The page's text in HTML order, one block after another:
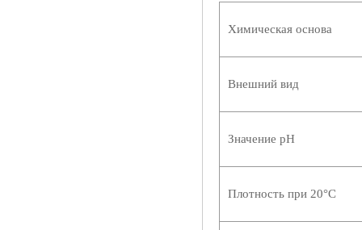
Химическая основа
Внешний вид
Значение pH
Плотность при 20°С